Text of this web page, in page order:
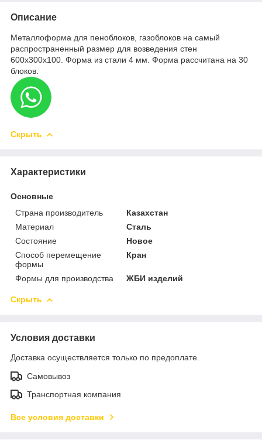
Описание
Металлоформа для пеноблоков, газоблоков на самый
распространенный размер для возведения стен
600х300х100. Форма из стали 4 мм. Форма рассчитана на 30
блоков.
Скрыть
Характеристики
Основные
Страна производитель
Казахстан
Материал
Сталь
Состояние
Новое
Способ перемещение
формы
Кран
Формы для производства ЖБИ изделий
Скрыть
Условия доставки
Доставка осуществляется только по предоплате.
Самовывоз
Транспортная компания
Все условия доставки